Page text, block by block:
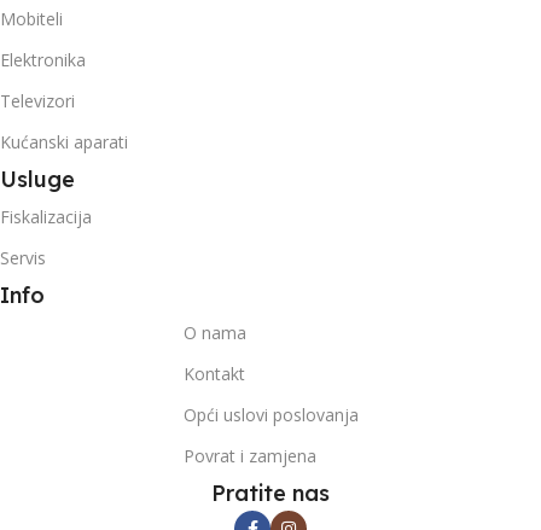
Mobiteli
Elektronika
Televizori
Kućanski aparati
Usluge
Fiskalizacija
Servis
Info
O nama
Kontakt
Opći uslovi poslovanja
Povrat i zamjena
Pratite nas